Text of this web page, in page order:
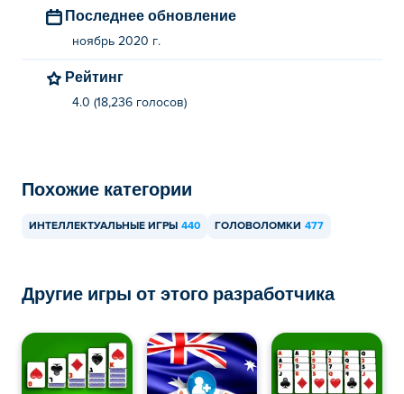
Последнее обновление
ноябрь 2020 г.
Рейтинг
4.0 (18,236 голосов)
Похожие категории
ИНТЕЛЛЕКТУАЛЬНЫЕ ИГРЫ 440 ГОЛОВОЛОМКИ 477
Другие игры от этого разработчика